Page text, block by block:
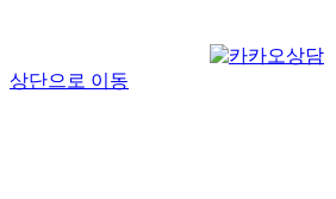
상단으로 이동